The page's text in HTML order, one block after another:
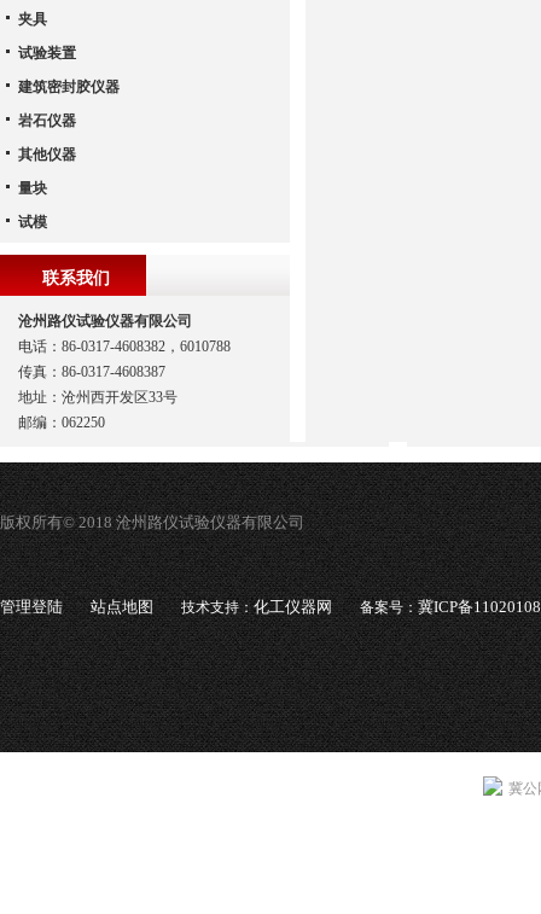
夹具
试验装置
建筑密封胶仪器
岩石仪器
其他仪器
量块
试模
联系我们
沧州路仪试验仪器有限公司
电话：86-0317-4608382，6010788
传真：86-0317-4608387
地址：沧州西开发区33号
邮编：062250
版权所有© 2018 沧州路仪试验仪器有限公司
管理登陆 站点地图 技术支持：化工仪器网 备案号：冀ICP备
冀公